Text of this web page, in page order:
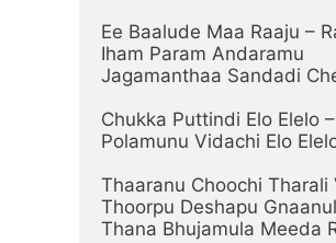
Ee Baalude Maa Raaju –
Iham Param Andaramu
Jagamanthaa Sandadi
Chukka Puttindi Elo Elelo
Polamunu Vidachi Elo
Thaaranu Choochi Tharali
Thoorpu Deshapu
Thana Bhujamula Meeda